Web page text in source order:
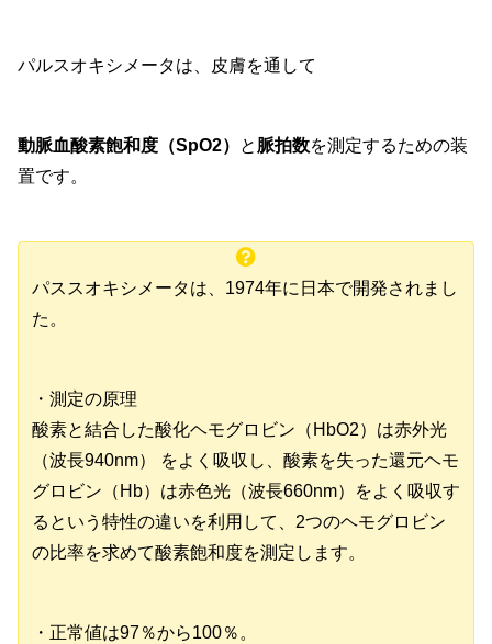
パルスオキシメータは、皮膚を通して
動脈血酸素飽和度（SpO2） と 脈拍数を測定するための装
置です。
パススオキシメータは、1974年に日本で開発されまし
た。
・測定の原理
酸素と結合した酸化ヘモグロビン（HbO2）は赤外光
（波長940nm） をよく吸収し、酸素を失った還元ヘモ
グロビン（Hb）は赤色光（波長660nm）をよく吸収す
るという特性の違いを利用して、2つのヘモグロビン
の比率を求めて酸素飽和度を測定します。
・正常値は97％から100％。